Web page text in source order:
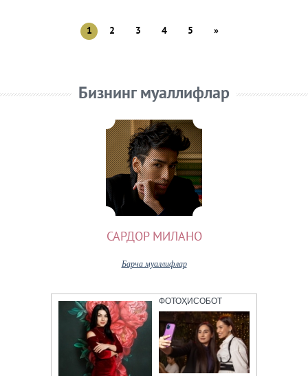
1 2 3 4 5 »
Бизнинг муаллифлар
САРДОР МИЛАНО
Барча муаллифлар
ФОТОҲИСОБОТ